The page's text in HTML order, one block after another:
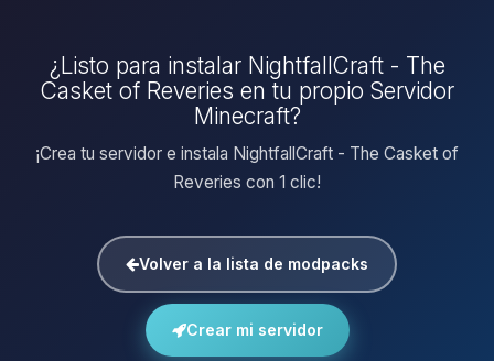
¿Listo para instalar NightfallCraft - The
Casket of Reveries en tu propio Servidor
Minecraft?
¡Crea tu servidor e instala NightfallCraft - The Casket of
Reveries con 1 clic!
Volver a la lista de modpacks
Crear mi servidor